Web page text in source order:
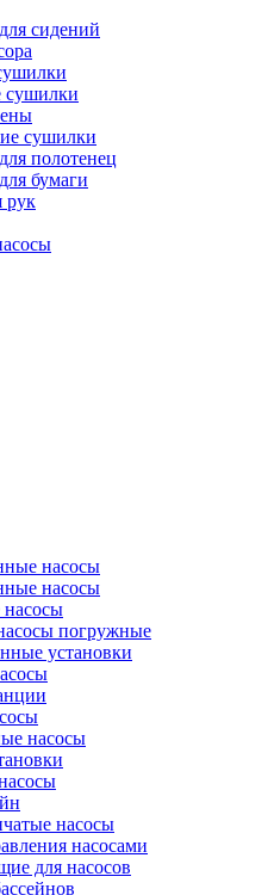
сидений
сушилки
сушилки
полотенец
бумаги
рук
насосы
насосы
погружные
установки
насосы
насосы
насосами
для насосов